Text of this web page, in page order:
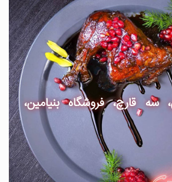
سه قارچ، فروشگاه بنیامین،